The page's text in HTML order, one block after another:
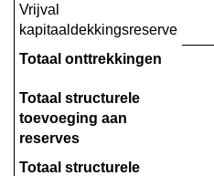
Vrijval
kapitaaldekkingsreserve
Totaal onttrekkingen
Totaal structurele
toevoeging aan
reserves
Totaal structurele